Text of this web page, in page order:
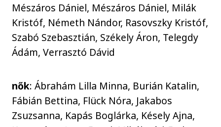
Mészáros Dániel, Mészáros Dániel, Milák
Kristóf, Németh Nándor, Rasovszky Kristóf,
Szabó Szebasztián, Székely Áron, Telegdy
Ádám, Verrasztó Dávid
nők: Ábrahám Lilla Minna, Burián Katalin,
Fábián Bettina, Flück Nóra, Jakabos
Zsuzsanna, Kapás Boglárka, Késely Ajna,